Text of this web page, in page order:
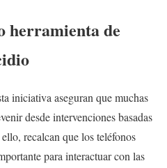
herramienta de
iniciativa aseguran que muchas
desde intervenciones basadas
recalcan que los teléfonos
para interactuar con las